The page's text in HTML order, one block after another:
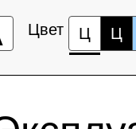
Цвет Ц Ц